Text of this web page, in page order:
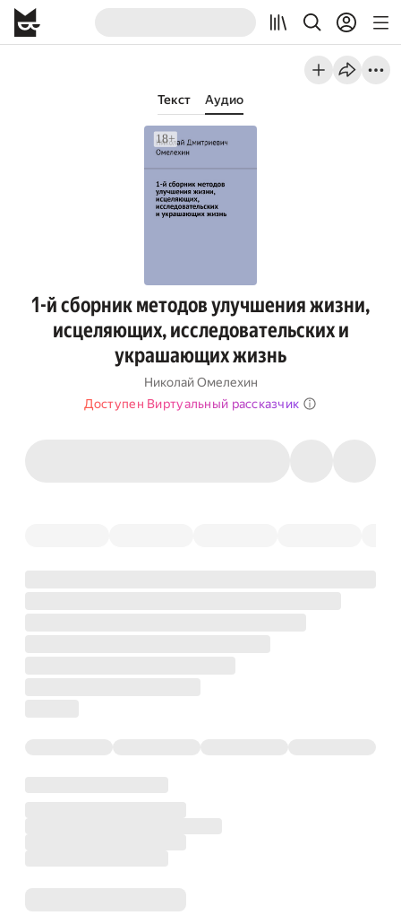
Текст Аудио
1-й сборник методов улучшения жизни,
исцеляющих, исследовательских и
украшающих жизнь
Николай Омелехин
Доступен Виртуальный рассказчик